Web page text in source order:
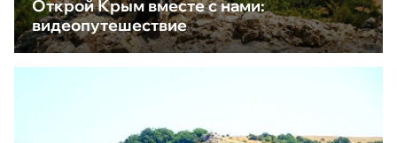
Открой Крым вместе с нами:
видеопутешествие